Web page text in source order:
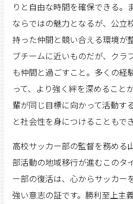
りと自由な時間を確保できる。
ならではの魅力となるが、公立
持った仲間と競い合える環境が
ブチームに近いものだが、クラ
も仲間と過ごすこと。多くの経
って、より強く絆を深めること
輩が同じ目標に向かって活動す
と社会性を身につけることもで
高校サッカー部の監督を務める
部活動の地域移行が進むこのタ
ー部の復活は、心からサッカー
強い意志の証です。勝利至上主